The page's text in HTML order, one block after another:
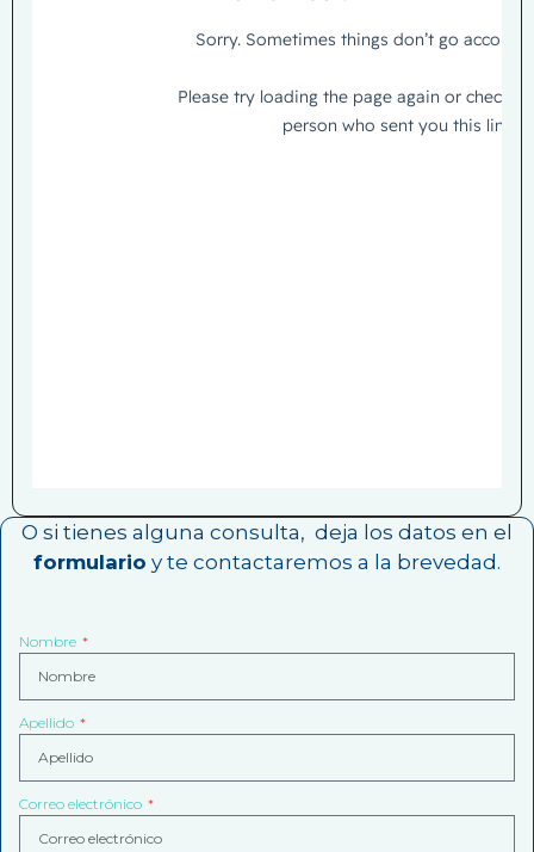
O si tienes alguna consulta, deja los datos en el
formulario y te contactaremos a la brevedad.
Nombre
Apellido
Correo electrónico